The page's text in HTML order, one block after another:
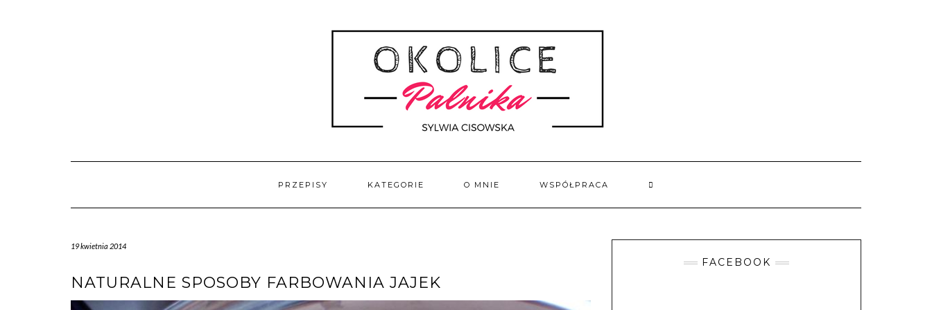
PRZEPISY KATEGORIE O MNIE WSPÓŁPRACA
19 kwietnia 2014
NATURALNE SPOSOBY FARBOWANIA JAJEK
FACEBOOK